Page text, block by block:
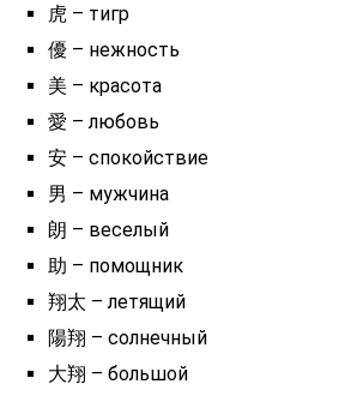
虎 – тигр
優 – нежность
美 – красота
愛 – любовь
安 – спокойствие
男 – мужчина
朗 – веселый
助 – помощник
翔太 – летящий
陽翔 – солнечный
大翔 – большой